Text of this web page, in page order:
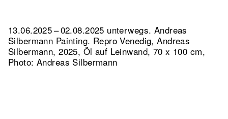
13.06.2025 – 02.08.2025 unterwegs. Andreas
Silbermann Painting. Repro Venedig, Andreas
Silbermann, 2025, Öl auf Leinwand, 70 x 100 cm,
Photo: Andreas Silbermann